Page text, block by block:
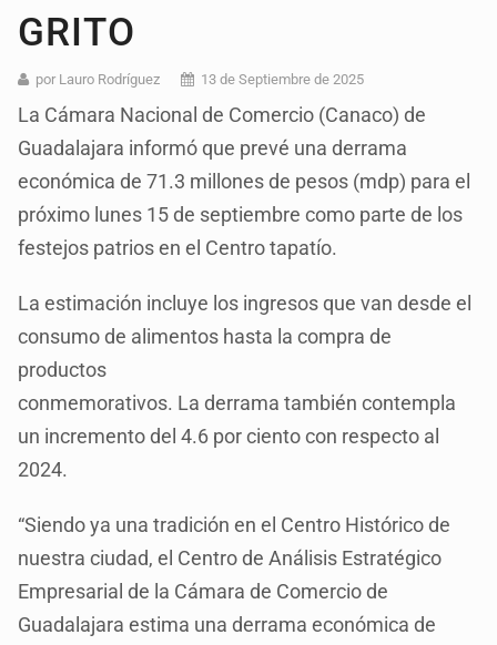
GRITO
por Lauro Rodríguez 13 de Septiembre de 2025
La Cámara Nacional de Comercio (Canaco) de
Guadalajara informó que prevé una derrama
económica de 71.3 millones de pesos (mdp) para el
próximo lunes 15 de septiembre como parte de los
festejos patrios en el Centro tapatío.
La estimación incluye los ingresos que van desde el
consumo de alimentos hasta la compra de
productos
conmemorativos. La derrama también contempla
un incremento del 4.6 por ciento con respecto al
2024.
“Siendo ya una tradición en el Centro Histórico de
nuestra ciudad, el Centro de Análisis Estratégico
Empresarial de la Cámara de Comercio de
Guadalajara estima una derrama económica de